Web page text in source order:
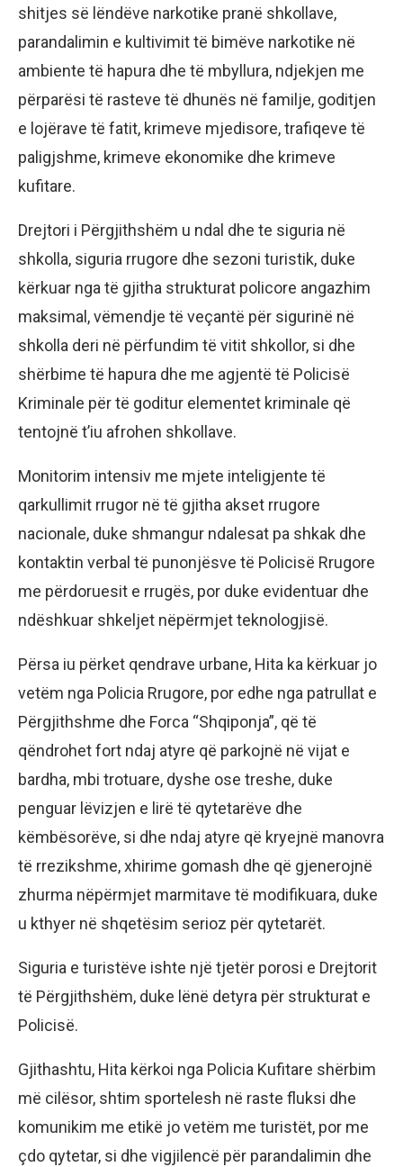
shitjes së lëndëve narkotike pranë shkollave,
parandalimin e kultivimit të bimëve narkotike në
ambiente të hapura dhe të mbyllura, ndjekjen me
përparësi të rasteve të dhunës në familje, goditjen
e lojërave të fatit, krimeve mjedisore, trafiqeve të
paligjshme, krimeve ekonomike dhe krimeve
kufitare.
Drejtori i Përgjithshëm u ndal dhe te siguria në
shkolla, siguria rrugore dhe sezoni turistik, duke
kërkuar nga të gjitha strukturat policore angazhim
maksimal, vëmendje të veçantë për sigurinë në
shkolla deri në përfundim të vitit shkollor, si dhe
shërbime të hapura dhe me agjentë të Policisë
Kriminale për të goditur elementet kriminale që
tentojnë t’iu afrohen shkollave.
Monitorim intensiv me mjete inteligjente të
qarkullimit rrugor në të gjitha akset rrugore
nacionale, duke shmangur ndalesat pa shkak dhe
kontaktin verbal të punonjësve të Policisë Rrugore
me përdoruesit e rrugës, por duke evidentuar dhe
ndëshkuar shkeljet nëpërmjet teknologjisë.
Përsa iu përket qendrave urbane, Hita ka kërkuar jo
vetëm nga Policia Rrugore, por edhe nga patrullat e
Përgjithshme dhe Forca “Shqiponja”, që të
qëndrohet fort ndaj atyre që parkojnë në vijat e
bardha, mbi trotuare, dyshe ose treshe, duke
penguar lëvizjen e lirë të qytetarëve dhe
këmbësorëve, si dhe ndaj atyre që kryejnë manovra
të rrezikshme, xhirime gomash dhe që gjenerojnë
zhurma nëpërmjet marmitave të modifikuara, duke
u kthyer në shqetësim serioz për qytetarët.
Siguria e turistëve ishte një tjetër porosi e Drejtorit
të Përgjithshëm, duke lënë detyra për strukturat e
Policisë.
Gjithashtu, Hita kërkoi nga Policia Kufitare shërbim
më cilësor, shtim sportelesh në raste fluksi dhe
komunikim me etikë jo vetëm me turistët, por me
çdo qytetar, si dhe vigjilencë për parandalimin dhe